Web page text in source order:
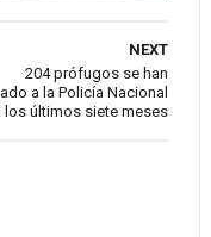
NEXT
204 prófugos se han
a la Policía Nacional
los últimos siete meses